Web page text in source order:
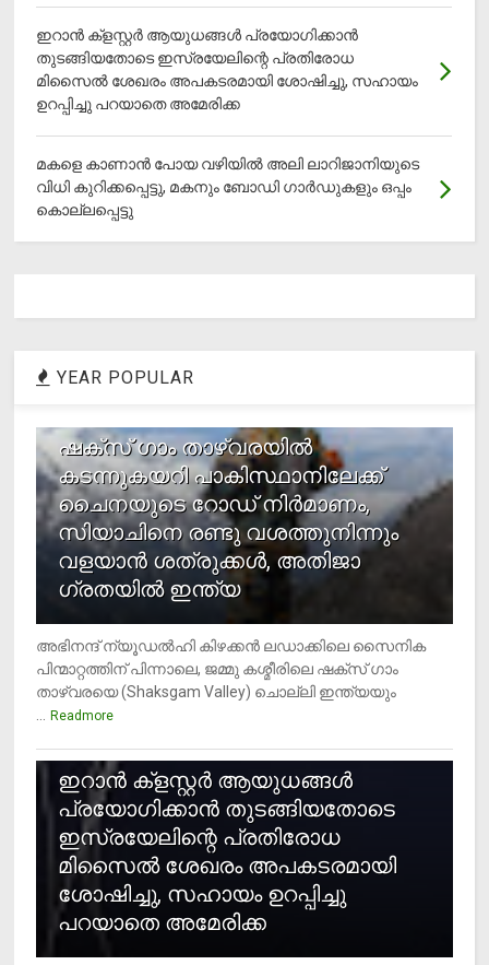
ഇറാന്‍ ക്‌ളസ്റ്റര്‍ ആയുധങ്ങള്‍ പ്രയോഗിക്കാന്‍
തുടങ്ങിയതോടെ ഇസ്രയേലിന്റെ പ്രതിരോധ
മിസൈല്‍ ശേഖരം അപകടരമായി ശോഷിച്ചു, സഹായം
ഉറപ്പിച്ചു പറയാതെ അമേരിക്ക
മകളെ കാണാന്‍ പോയ വഴിയില്‍ അലി ലാറിജാനിയുടെ
വിധി കുറിക്കപ്പെട്ടു, മകനും ബോഡി ഗാര്‍ഡുകളും ഒപ്പം
കൊല്ലപ്പെട്ടു
YEAR POPULAR
ഷക്സ് ​ഗാം താഴ്‌വരയിൽ
കടന്നുകയറി പാകിസ്ഥാനിലേക്ക്
ചൈനയുടെ റോഡ് നിർമാണം,
സിയാചിനെ രണ്ടു വശത്തുനിന്നും
വളയാൻ ശത്രുക്കൾ, അതിജാ​
ഗ്രതയിൽ ഇന്ത്യ
അഭിനന്ദ് ന്യൂഡൽഹി കിഴക്കൻ ലഡാക്കിലെ സൈനിക
പിന്മാറ്റത്തിന് പിന്നാലെ, ജമ്മു കശ്മീരിലെ ഷക്സ് ​ഗാം
താഴ്‌വരയെ (Shaksgam Valley) ചൊല്ലി ഇന്ത്യയും
Readmore
ഇറാന്‍ ക്‌ളസ്റ്റര്‍ ആയുധങ്ങള്‍
പ്രയോഗിക്കാന്‍ തുടങ്ങിയതോടെ
ഇസ്രയേലിന്റെ പ്രതിരോധ
മിസൈല്‍ ശേഖരം അപകടരമായി
ശോഷിച്ചു, സഹായം ഉറപ്പിച്ചു
പറയാതെ അമേരിക്ക